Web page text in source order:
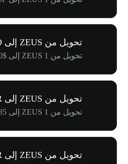
تحويل من ZEUS إلى AUD
تحويل من 1 ZEUS إلى $0.000000
تحويل من ZEUS إلى IDR
تحويل من 1 ZEUS إلى Rp0.000035
تحويل من ZEUS إلى EUR